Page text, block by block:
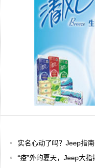
实名心动了吗？Jeep指
“疫”外的夏天，Jeep大指